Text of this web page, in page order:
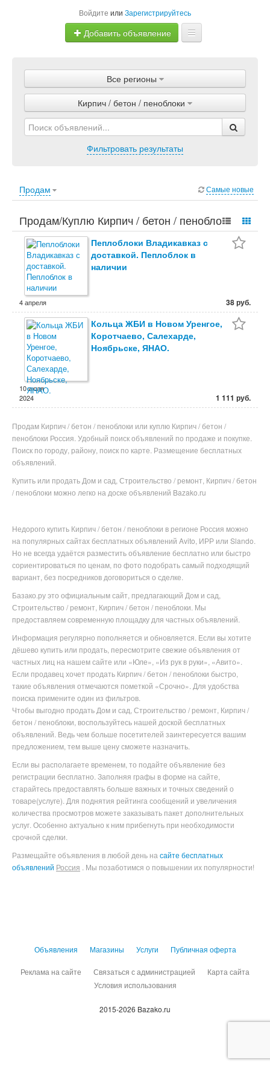
Войдите или Зарегистрируйтесь
Добавить объявление
Объявления
Магазины
Услуги
Все регионы
Кирпич / бетон / пеноблоки
Фильтровать результаты
Продам Самые новые
Продам/Куплю Кирпич / бетон / пеноблоки.
Дом и сад, Строительство / ремонт, Кирпич /
бетон / пеноблоки.
Пеплоблоки Владикавказ с
доставкой. Пеплоблок в
наличии
4 апреля 38 руб.
Кольца ЖБИ в Новом Уренгое,
Коротчаево, Салехарде,
Ноябрьске, ЯНАО.
10 июля
2024
1 111 руб.
Продам Кирпич / бетон / пеноблоки или куплю Кирпич / бетон /
пеноблоки Россия. Удобный поиск объявлений по продаже и покупке.
Поиск по городу, району, поиск по карте. Размещение бесплатных
объявлений.
Купить или продать Дом и сад, Строительство / ремонт, Кирпич / бетон
/ пеноблоки можно легко на доске объявлений Bazako.ru
Недорого купить Кирпич / бетон / пеноблоки в регионе Россия можно
на популярныхсайтах бесплатных объявлений Avito, ИРР или Slando.
Но не всегда удаётся разместить объявление бесплатно или быстро
сориентироваться по ценам, по фото подобрать самый подходящий
вариант, без посредников договориться о сделке.
Базако.ру это официальным сайт, предлагающий Дом и сад,
Строительство / ремонт, Кирпич / бетон / пеноблоки. Мы
предоставляем современную площадку для частных объявлений.
Информация регулярно пополняется и обновляется. Если вы хотите
дёшево купить или продать, пересмотрите свежие объявления от
частных лиц на нашем сайте или «Юле», «Из рук в руки», «Авито».
Если продавец хочет продать Кирпич / бетон / пеноблоки быстро,
такие объявления отмечаются пометкой «Срочно». Для удобства
поиска примените один из фильтров.
Чтобы выгодно продать Дом и сад, Строительство / ремонт, Кирпич /
бетон / пеноблоки , воспользуйтесь нашей доской бесплатных
объявлений. Ведь чем больше посетителей заинтересуется вашим
предложением, тем выше цену сможете назначить.
Если вы располагаете временем, то подайте объявление без
регистрации бесплатно. Заполняя графы в форме на сайте,
старайтесь предоставлять больше важных и точных сведений о
товаре(услуге). Для поднятия рейтинга сообщений и увеличения
количества просмотров можете заказывать пакет дополнительных
услуг. Особенно актуально к ним прибегнуть при необходимости
срочной сделки.
Размещайте объявления в любой день на сайте бесплатных
объявлений Россия . Мы позаботимся о повышении их популярности!
Объявления Магазины Услуги Публичная оферта
Реклама на сайте Связаться с администрацией
Карта сайта
Условия использования
2015-2026 Bazako.ru